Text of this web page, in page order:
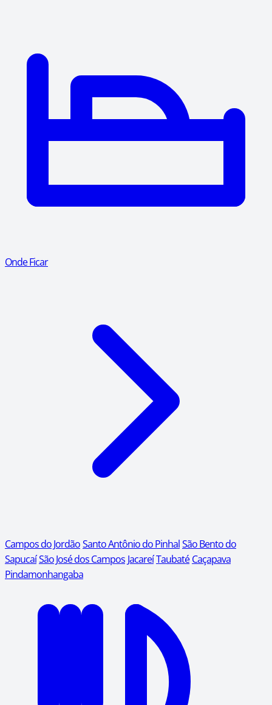
Onde Ficar
Campos do JordãoSanto Antônio do PinhalSão Bento do
SapucaíSão José dos Campos JacareíTaubaté Caçapava
Pindamonhangaba